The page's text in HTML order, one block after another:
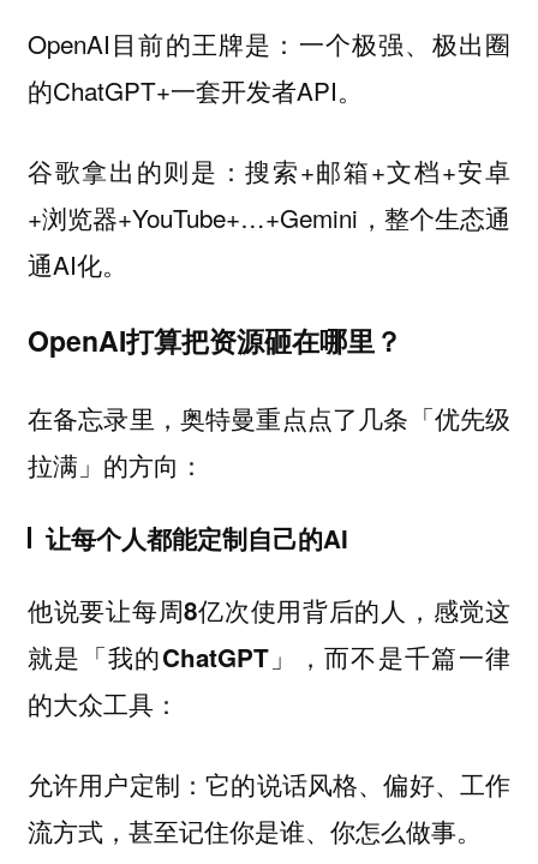
OpenAI目前的王牌是：一个极强、极出圈
的ChatGPT+一套开发者API。
谷歌拿出的则是：搜索+邮箱+文档+安卓
+浏览器+YouTube+…+Gemini，整个生态通
通AI化。
OpenAI打算把资源砸在哪里？
在备忘录里，奥特曼重点点了几条「优先级
拉满」的方向：
让每个人都能定制自己的AI
他说要让每周8亿次使用背后的人，感觉这
就是「我的ChatGPT」，而不是千篇一律
的大众工具：
允许用户定制 ：它的说话风格、偏好、工作
流方式，甚至记住你是谁、你怎么做事。